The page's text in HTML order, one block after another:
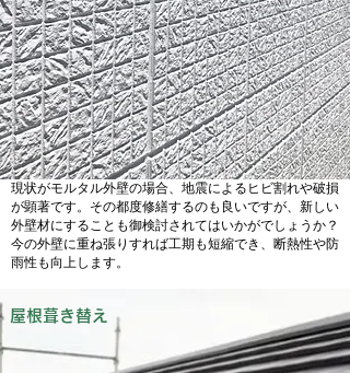
​屋根葺き替え
現状がモルタル外壁の場合、地震によるヒビ割れや破損
が顕著です。その都度修繕するのも良いですが、新しい
外壁材にすることも御検討されてはいかがでしょうか？
今の外壁に重ね張りすれば工期も短縮でき、断熱性や防
雨性も向上します。